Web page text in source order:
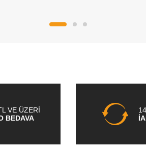
VE ÜZERİ
BEDAVA